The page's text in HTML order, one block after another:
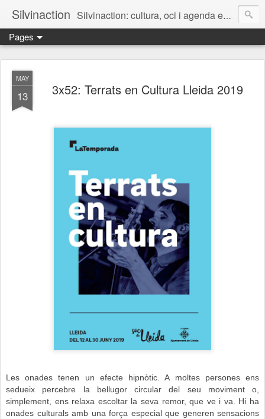
Silvinaction Silvinaction: cultura, oci i agenda en acció pel públic adult a Lleida
Pages
MAY
13 3x52: Terrats en Cultura Lleida 2019
Les onades tenen un efecte hipnòtic. A moltes persones ens
sedueix percebre la bellugor circular del seu moviment o,
simplement, ens relaxa escoltar la seva remor, que ve i va. Hi ha
onades culturals amb una força especial que generen sensacions